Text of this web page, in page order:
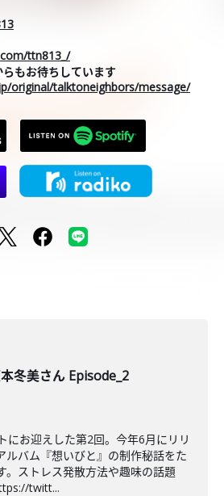
ttn813_/
もお待ちしています
original/talktoneighbors/message/
冬美さん Episode_2
にお迎えした第2回。今年6月にリリ
ルバム『想いびと』の制作秘話をた
。ストレス発散方法や趣味の話題
twitt...